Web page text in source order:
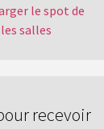
le spot de
salles
recevoir